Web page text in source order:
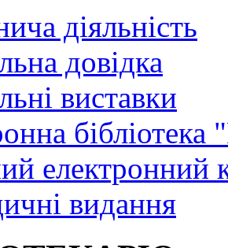
діяльність
довідка
виставки
електронний
видання